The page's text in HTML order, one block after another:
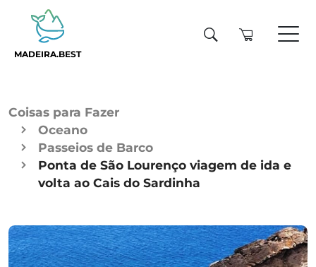
MADEIRA.BEST
Coisas para Fazer
Oceano
Passeios de Barco
Ponta de São Lourenço viagem de ida e
volta ao Cais do Sardinha